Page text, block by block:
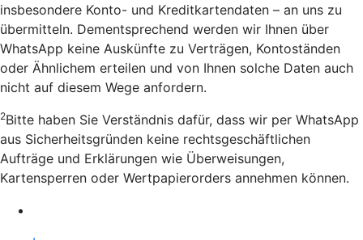
insbesondere Konto- und Kreditkartendaten – an uns zu
übermitteln. Dementsprechend werden wir Ihnen über
WhatsApp keine Auskünfte zu Verträgen, Kontoständen
oder Ähnlichem erteilen und von Ihnen solche Daten auch
nicht auf diesem Wege anfordern.
2Bitte haben Sie Verständnis dafür, dass wir per WhatsApp
aus Sicherheitsgründen keine rechtsgeschäftlichen
Aufträge und Erklärungen wie Überweisungen,
Kartensperren oder Wertpapierorders annehmen können.